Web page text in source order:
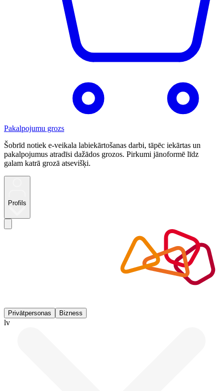
Pakalpojumu grozs
Šobrīd notiek e-veikala labiekārtošanas darbi, tāpēc iekārtas un
pakalpojumus atradīsi dažādos grozos. Pirkumi jānoformē līdz
galam katrā grozā atsevišķi.
Profils
Privātpersonas Bizness
lv